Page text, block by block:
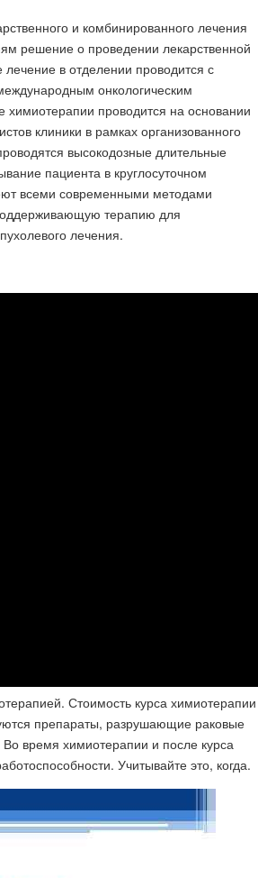
и комбинированного лечения
решение о проведении лекарственной
в отделении проводится с
онкологическим
проводится на основании
клиники в рамках организованного
высокодозные длительные
пациента в круглосуточном
всеми современными методами
терапию для
лечения.
Стоимость курса химиотерапии
препараты, разрушающие раковые
время химиотерапии и после курса
Учитывайте это​, когда.